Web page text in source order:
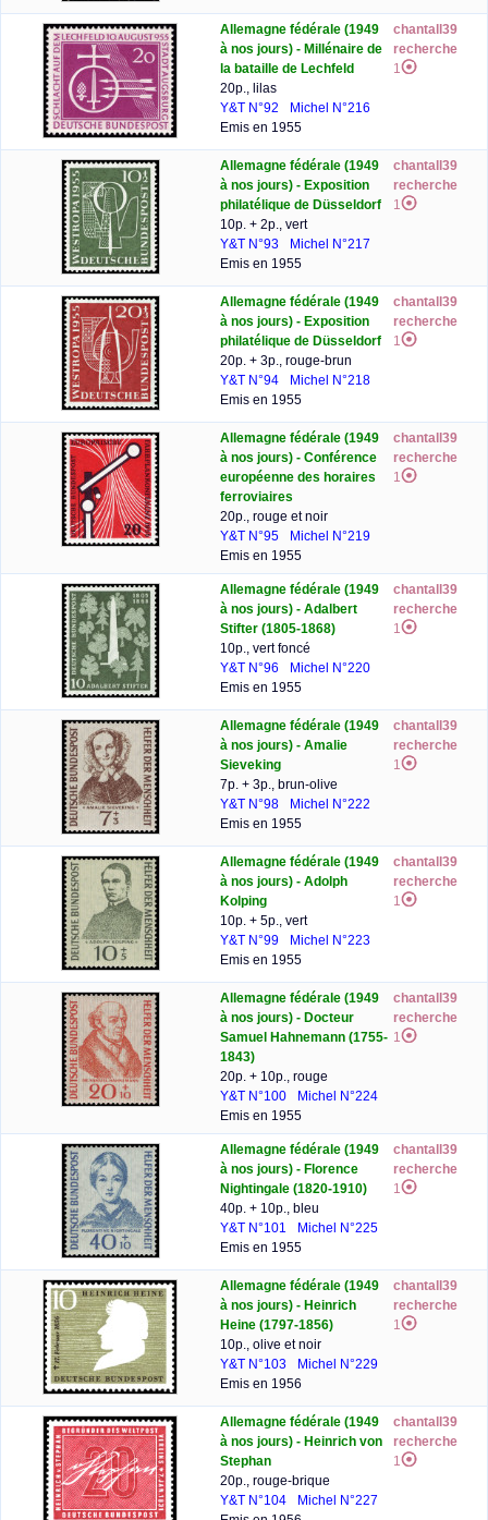
Allemagne fédérale (1949
à nos jours) - Millénaire de
la bataille de Lechfeld
20p., lilas
Y&T N°92
Michel N°216
Emis en 1955
chantall39
recherche
1
Allemagne fédérale (1949
à nos jours) - Exposition
philatélique de Düsseldorf
10p. + 2p., vert
Y&T N°93
Michel N°217
Emis en 1955
chantall39
recherche
1
Allemagne fédérale (1949
à nos jours) - Exposition
philatélique de Düsseldorf
20p. + 3p., rouge-brun
Y&T N°94
Michel N°218
Emis en 1955
chantall39
recherche
1
Allemagne fédérale (1949
à nos jours) - Conférence
européenne des horaires
ferroviaires
20p., rouge et noir
Y&T N°95
Michel N°219
Emis en 1955
chantall39
recherche
1
Allemagne fédérale (1949
à nos jours) - Adalbert
Stifter (1805-1868)
10p., vert foncé
Y&T N°96
Michel N°220
Emis en 1955
chantall39
recherche
1
Allemagne fédérale (1949
à nos jours) - Amalie
Sieveking
7p. + 3p., brun-olive
Y&T N°98
Michel N°222
Emis en 1955
chantall39
recherche
1
Allemagne fédérale (1949
à nos jours) - Adolph
Kolping
10p. + 5p., vert
Y&T N°99
Michel N°223
Emis en 1955
chantall39
recherche
1
Allemagne fédérale (1949
à nos jours) - Docteur
Samuel Hahnemann (1755-
1843)
20p. + 10p., rouge
Y&T N°100
Michel N°224
Emis en 1955
chantall39
recherche
1
Allemagne fédérale (1949
à nos jours) - Florence
Nightingale (1820-1910)
40p. + 10p., bleu
Y&T N°101
Michel N°225
Emis en 1955
chantall39
recherche
1
Allemagne fédérale (1949
à nos jours) - Heinrich
Heine (1797-1856)
10p., olive et noir
Y&T N°103
Michel N°229
Emis en 1956
chantall39
recherche
1
Allemagne fédérale (1949
à nos jours) - Heinrich von
Stephan
20p., rouge-brique
Y&T N°104
Michel N°227
chantall39
recherche
1